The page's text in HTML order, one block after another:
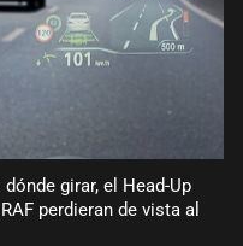
girar, el Head-Up
perdieran de vista al